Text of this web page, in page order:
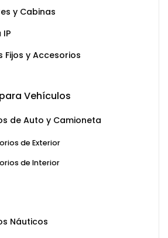
y Cabinas
Fijos y Accesorios
Vehículos
de Auto y Camioneta
de Exterior
de Interior
Náuticos